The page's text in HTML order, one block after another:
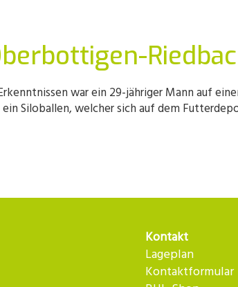
war ein 29-jähriger Mann auf
ein Siloballen, welcher sich auf dem
Kontakt
Lageplan
Kontaktformular